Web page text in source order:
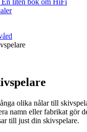
olika nålar till
namn eller fabrikat gör
till just din skivspelare.